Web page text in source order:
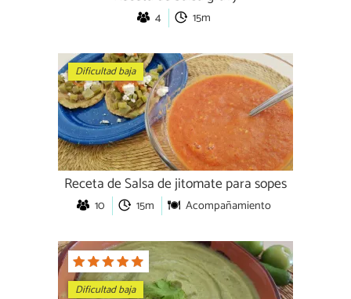
4 15m
Dificultad baja
Receta de Salsa de jitomate para sopes
10 15m Acompañamiento
Dificultad baja